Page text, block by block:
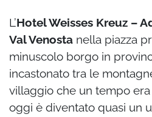
L’Hotel Weisses Kreuz –
Val Venosta nella piazza
minuscolo borgo in
incastonato tra le
villaggio che un tempo
oggi è diventato quasi un